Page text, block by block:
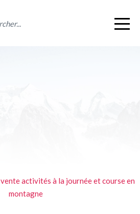
activités à la journée et course en
montagne